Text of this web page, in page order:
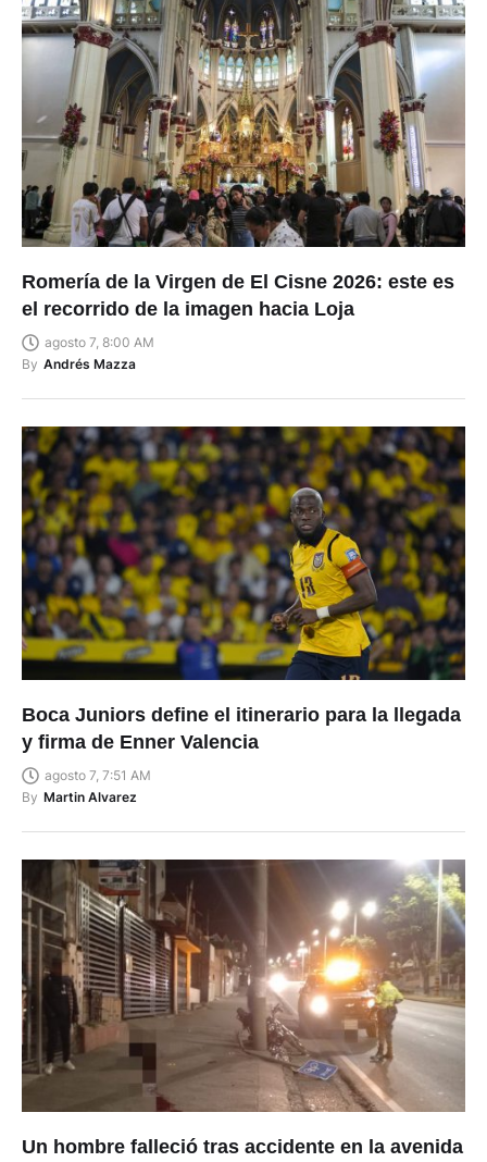
Romería de la Virgen de El Cisne 2026: este es
el recorrido de la imagen hacia Loja
agosto 7, 8:00 AM
By Andrés Mazza
Boca Juniors define el itinerario para la llegada
y firma de Enner Valencia
agosto 7, 7:51 AM
By Martin Alvarez
Un hombre falleció tras accidente en la avenida